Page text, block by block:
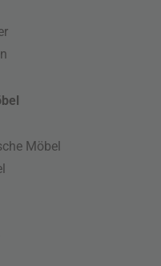
Möbel